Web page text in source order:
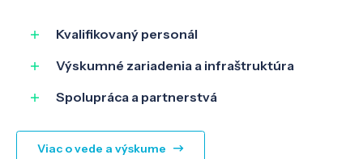
Kontakt
Kvalifikovaný personál
Výskumné zariadenia a infraštruktúra
Spolupráca a partnerstvá
Viac o vede a výskume